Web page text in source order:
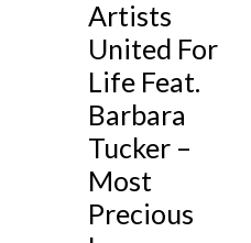
Artists
United For
Life Feat.
Barbara
Tucker –
Most
Precious